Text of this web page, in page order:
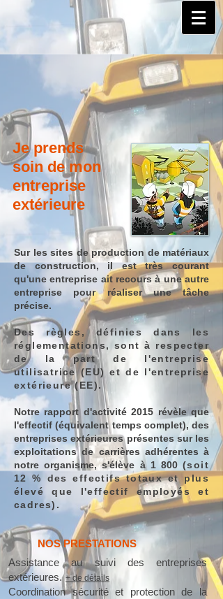
Je prends
soin de mon
entreprise
extérieure
Sur les sites de production de matériaux
de construction, il est très courant
qu'une entreprise ait recours à une autre
entreprise pour réaliser une tâche
précise.
Des règles, définies dans les
réglementations, sont à respecter
de la part de l'entreprise
utilisatrice (EU) et de l'entreprise
extérieure (EE).
Notre rapport d'activité 2015 révèle que
l'effectif (équivalent temps complet), des
entreprises extérieures présentes sur les
exploitations de carrières adhérentes à
notre organisme, s'élève à 1 800 (soit
12 % des effectifs totaux et plus
élevé que l'effectif employés et
cadres).
NOS PRESTATIONS
Assistance ausuivi des entreprises
extérieures. + de détails
Coordination sécurité et protection de la